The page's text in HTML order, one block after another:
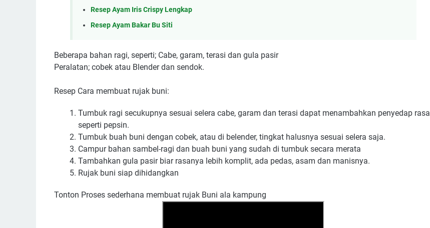
Resep Ayam Iris Crispy Lengkap
Resep Ayam Bakar Bu Siti
Beberapa bahan ragi, seperti; Cabe, garam, terasi dan gula pasir
Peralatan; cobek atau Blender dan sendok.
Resep Cara membuat rujak buni:
Tumbuk ragi secukupnya sesuai selera cabe, garam dan terasi dapat menambahkan penyedap rasa
seperti pepsin.
Tumbuk buah buni dengan cobek, atau di belender, tingkat halusnya sesuai selera saja.
Campur bahan sambel-ragi dan buah buni yang sudah di tumbuk secara merata
Tambahkan gula pasir biar rasanya lebih komplit, ada pedas, asam dan manisnya.
Rujak buni siap dihidangkan
Tonton Proses sederhana membuat rujak Buni ala kampung